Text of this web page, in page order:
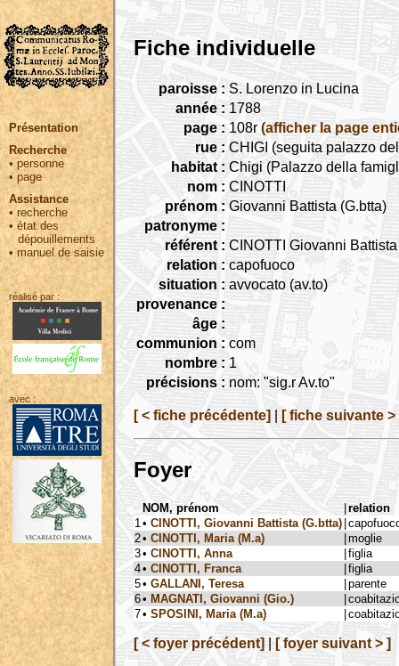
Présentation
Recherche
• personne
•page
Assistance
• recherche
•état des
dépouillements
•manuel de saisie
réalisé par :
avec :
Fiche individuelle
paroisse : S. Lorenzo in Lucina
année : 1788
page : 108r (afficher la page
rue : CHIGI (seguita palazzo
habitat : Chigi (Palazzo della
nom : CINOTTI
prénom : Giovanni Battista (G.btta)
patronyme :
référent : CINOTTI Giovanni Battista
relation : capofuoco
situation : avvocato (av.to)
provenance :
âge :
communion : com
nombre : 1
précisions : nom: "sig.r Av.to"
[ < fiche précédente] [ fiche suivante >
Foyer
NOM, prénom | relation
1 • CINOTTI, Giovanni Battista (G.btta) |
2• CINOTTI, Maria (M.a) |moglie
3• CINOTTI, Anna |figlia
4• CINOTTI, Franca |figlia
5• GALLANI, Teresa |parente
6• MAGNATI, Giovanni (Gio.) |
7• SPOSINI, Maria (M.a) |
[ < foyer précédent] [ foyer suivant > ]